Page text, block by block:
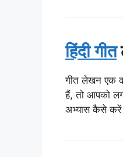
हिंदी गीत
गीत लेखन एक
हैं, तो आपको
अभ्यास कैसे